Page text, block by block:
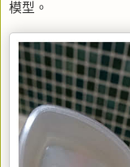
模型。